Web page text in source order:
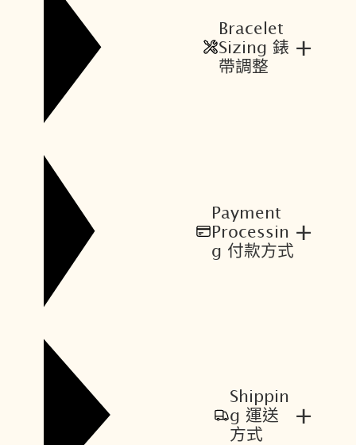
Bracelet
Sizing 錶
帶調整
+
Payment
Processin
g 付款方式
+
Shippin
g 運送
方式
+